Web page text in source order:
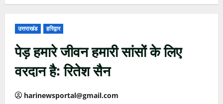
उत्तराखंड हरिद्वार
पेड़ हमारे जीवन हमारी सांसों के लिए
वरदान है: रितेश सैन
harinewsportal@gmail.com